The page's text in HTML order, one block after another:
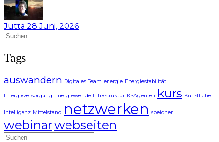
Jutta 28 Juni, 2026
Suchen
Tags
auswandern Digitales Team energie Energiestabilität
Energieversorgung Energiewende Infrastruktur KI-Agenten kurs Künstliche
Intelligenz Mittelstand netzwerken speicher
webinarwebseiten
Suchen